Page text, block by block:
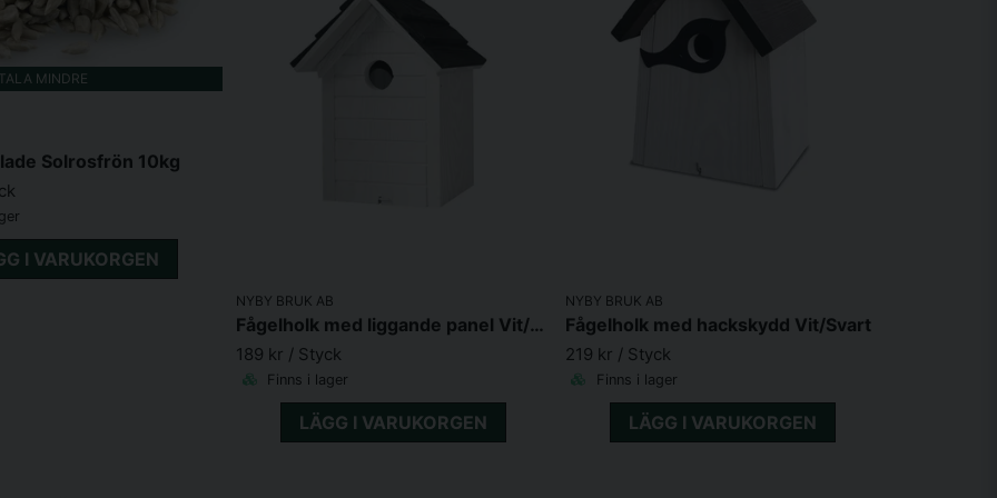
MINDRE
Solrosfrön 10kg
I VARUKORGEN
NYBY BRUK AB
Fågelholk med liggande panel Vit/Svart
189 kr / Styck
Finns i lager
LÄGG I VARUKORGEN
NYBY BRUK AB
Fågelholk med hackskydd Vit/Svart
219 kr / Styck
Finns i lager
LÄGG I VARUKORGEN